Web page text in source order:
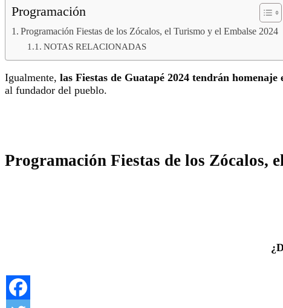
Programación
Programación Fiestas de los Zócalos, el Turismo y el Embalse 2024
NOTAS RELACIONADAS
Igualmente, las Fiestas de Guatapé 2024 tendrán
al fundador del pueblo.
Programación Fiestas de los Zócalos,